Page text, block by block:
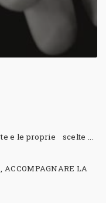
e le proprie scelte ...
ACCOMPAGNARE LA